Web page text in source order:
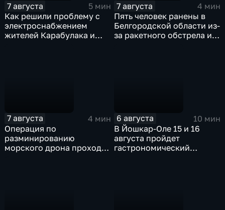
7 августа
5 мин
Как решили проблему с
электроснабжением
жителей Карабулака и
7 августа
4 мин
Пять человек ранены в
Белгородской области из-
за ракетного обстрела и
7 августа
4 мин
Операция по
разминированию
морского дрона проходит
6 августа
10 мин
В Йошкар-Оле 15 и 16
августа пройдет
гастрономический